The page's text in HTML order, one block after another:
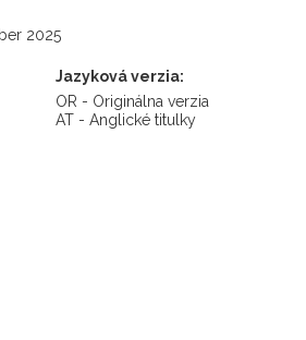
2025
Jazyková verzia:
OR - Originálna verzia
AT - Anglické titulky